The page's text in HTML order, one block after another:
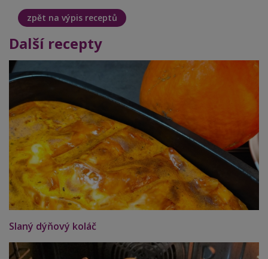
zpět na výpis receptů
Další recepty
Slaný dýňový koláč